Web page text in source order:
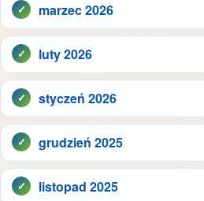
marzec 2026
luty 2026
styczeń 2026
grudzień 2025
listopad 2025